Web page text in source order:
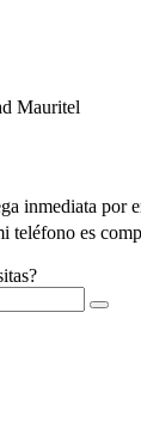
Mauritel
inmediata por
teléfono es